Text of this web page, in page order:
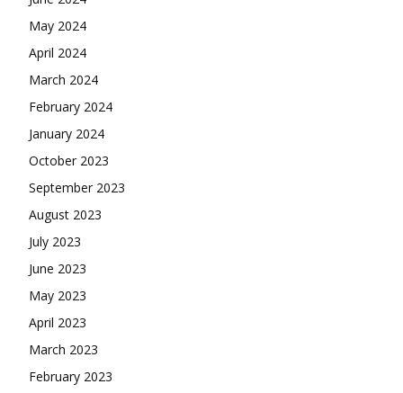
May 2024
April 2024
March 2024
February 2024
January 2024
October 2023
September 2023
August 2023
July 2023
June 2023
May 2023
April 2023
March 2023
February 2023